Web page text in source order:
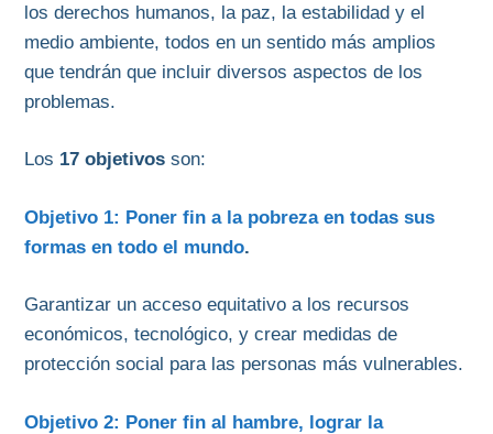
los derechos humanos, la paz, la estabilidad y el
medio ambiente, todos en un sentido más amplios
que tendrán que incluir diversos aspectos de los
problemas.
Los 17 objetivos son:
Objetivo 1: Poner fin a la pobreza en todas sus
formas en todo el mundo.
Garantizar un acceso equitativo a los recursos
económicos, tecnológico, y crear medidas de
protección social para las personas más vulnerables.
Objetivo 2: Poner fin al hambre, lograr la